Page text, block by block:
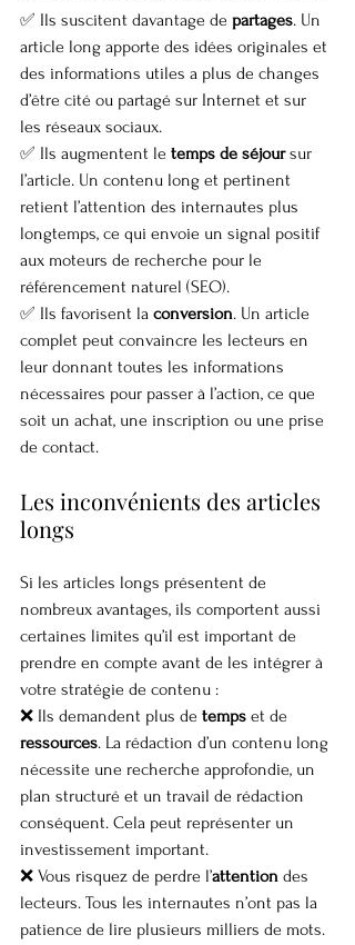
✅ Ils suscitent davantage de partages. Un
article long apporte des idées originales et
des informations utiles a plus de changes
d’être cité ou partagé sur Internet et sur
les réseaux sociaux.
✅ Ils augmentent le temps de séjour sur
l’article. Un contenu long et pertinent
retient l’attention des internautes plus
longtemps, ce qui envoie un signal positif
aux moteurs de recherche pour le
référencement naturel (SEO).
✅ Ils favorisent la conversion. Un article
complet peut convaincre les lecteurs en
leur donnant toutes les informations
nécessaires pour passer à l’action, ce que
soit un achat, une inscription ou une prise
de contact.
Les inconvénients des articles
longs
Si les articles longs présentent de
nombreux avantages, ils comportent aussi
certaines limites qu’il est important de
prendre en compte avant de les intégrer à
votre stratégie de contenu :
❌ Ils demandent plus de temps et de
ressources. La rédaction d’un contenu long
nécessite une recherche approfondie, un
plan structuré et un travail de rédaction
conséquent. Cela peut représenter un
investissement important.
❌ Vous risquez de perdre l’attention des
lecteurs. Tous les internautes n’ont pas la
patience de lire plusieurs milliers de mots.